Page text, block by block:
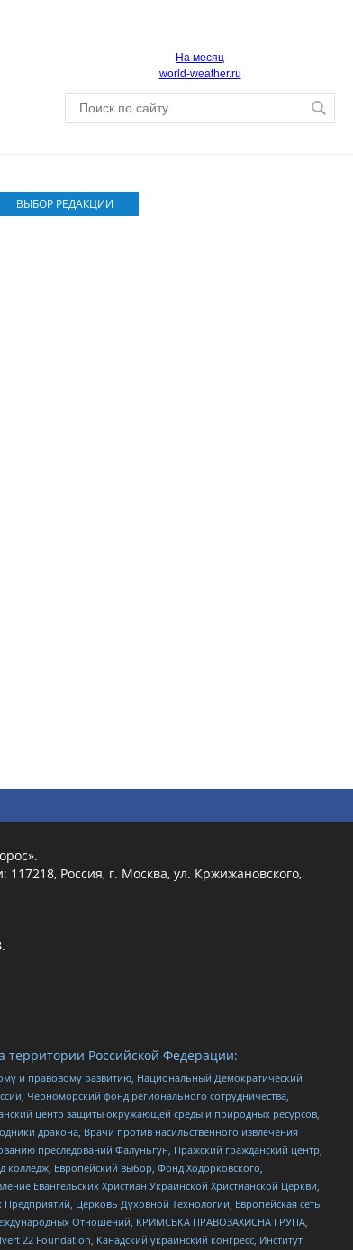
На месяц
world-weather.ru
ВЫБОР РЕДАКЦИИ
117218, Россия, г. Москва, ул. Кржижановского,
территории Российской Федерации:
и правовому развитию, Национальный Демократический
Черноморский фонд регионального сотрудничества,
центр защиты окружающей среды и природных ресурсов,
дракона, Врачи против насильственного извлечения
преследований Фалуньгун, Пражский гражданский центр,
Европейский выбор, Фонд Ходорковского,
Евангельских Христиан Украинской Христианской Церкви,
Церковь Духовной Технологии, Европейская сеть
Отношений, КРИМСЬКА ПРАВОЗАХИСНА ГРУПА,
22 Foundation, Канадский украинский конгресс, Институт